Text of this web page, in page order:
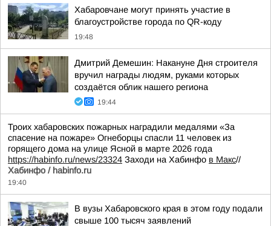
Хабаровчане могут принять участие в
благоустройстве города по QR-коду
19:48
Дмитрий Демешин: Накануне Дня строителя
вручил награды людям, руками которых
создаётся облик нашего региона
19:44
Троих хабаровских пожарных наградили медалями «За
спасение на пожаре» Огнеборцы спасли 11 человек из
горящего дома на улице Ясной в марте 2026 года
https://habinfo.ru/news/23324 Заходи на Хабинфо в Макс//
Хабинфо / habinfo.ru
19:40
В вузы Хабаровского края в этом году подали
свыше 100 тысяч заявлений